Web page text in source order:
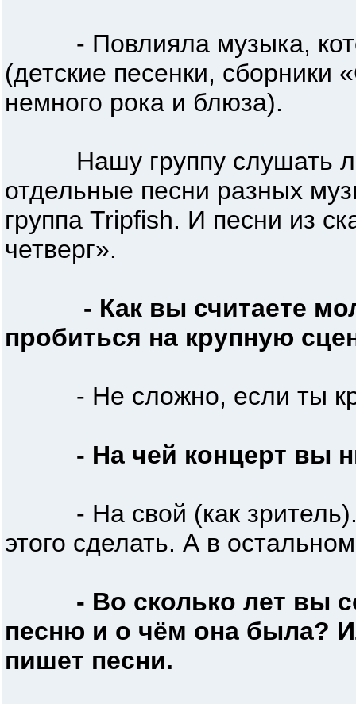
- Повлияла музыка,
(детские песенки, сборники
немного рока и блюза).
Нашу группу слушать
отдельные песни разных
группа Tripfish. И песни из
четверг».
- Как вы считаете
пробиться на крупную
- Не сложно, если ты
- На чей концерт вы
- На свой (как зритель).
этого сделать. А в
- Во сколько лет вы
песню и о чём она была?
пишет песни.